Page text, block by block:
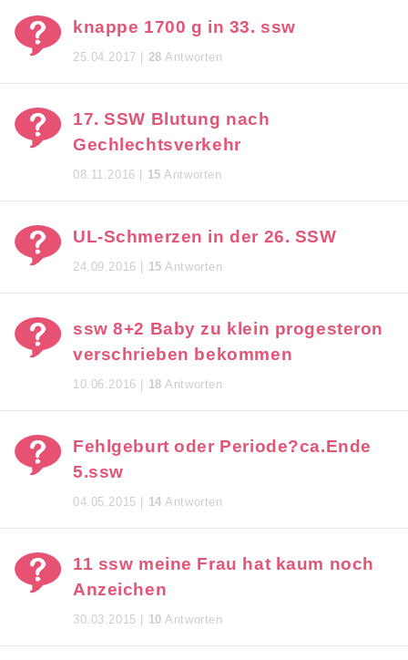
knappe 1700 g in 33. ssw
25.04.2017 | 28 Antworten
17. SSW Blutung nach
Gechlechtsverkehr
08.11.2016 | 15 Antworten
UL-Schmerzen in der 26. SSW
24.09.2016 | 15 Antworten
ssw 8+2 Baby zu klein progesteron
verschrieben bekommen
10.06.2016 | 18 Antworten
Fehlgeburt oder Periode?ca.Ende
5.ssw
04.05.2015 | 14 Antworten
11 ssw meine Frau hat kaum noch
Anzeichen
30.03.2015 | 10 Antworten